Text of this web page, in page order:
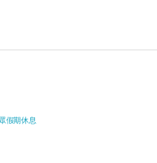
腺素, 促甲狀腺激素, 抗甲狀腺
) (雙人) (此檢查項目或需另約
付，請在訂購前先聯絡
相應的安排。
為醫務診斷或治療用
假期休息